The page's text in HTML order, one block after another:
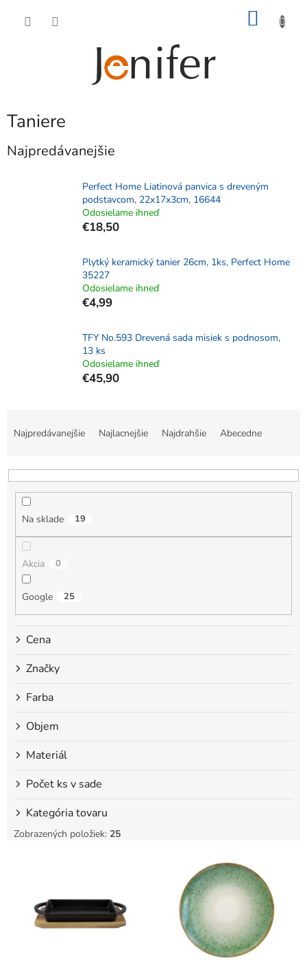
Taniere
Najpredávanejšie
Perfect Home Liatinová panvica s dreveným
podstavcom, 22x17x3cm, 16644
Odosielame ihneď
€18,50
Plytký keramický tanier 26cm, 1ks, Perfect Home
35227
Odosielame ihneď
€4,99
TFY No.593 Drevená sada misiek s podnosom,
13 ks
Odosielame ihneď
€45,90
n
Najpredávanejšie Najlacnejšie Najdrahšie Abecedne
Na sklade 19
Akcia 0
Google 25
Cena
Značky
Farba
Objem
Materiál
Počet ks v sade
Kategória tovaru
Zobrazených položiek: 25